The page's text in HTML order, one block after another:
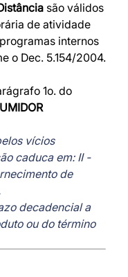
são válidos
de atividade
internos
o Dec. 5.154/2004.
1o. do
vícios
caduca em: II -
de
decadencial a
ou do término